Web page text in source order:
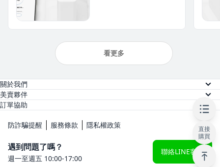
看更多
直接
購買
關於我們
關於美賣
人才招募
美賣夥伴
供應商註冊
網紅註冊
訂單協助
防詐騙提醒 服務條款 隱私權政策
遇到問題了嗎？
週一至週五 10:00-17:00
聯絡LINE客服